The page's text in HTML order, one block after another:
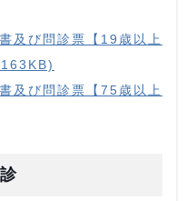
及び問診票【19歳以上
及び問診票【75歳以上